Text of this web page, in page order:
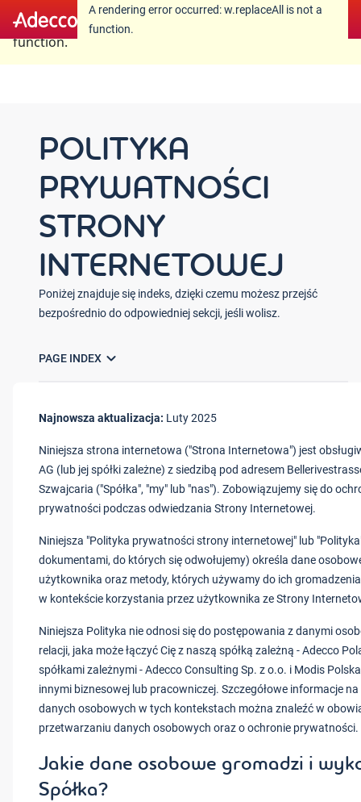
A rendering error occurred:
function.
A rendering error occurred:w.replaceAll is not a
function.
POLITYKA
PRYWATNOŚCI
STRONY
INTERNETOWEJ
Poniżej znajduje się indeks, dzięki czemu możesz przejść
bezpośrednio do odpowiedniej sekcji, jeśli wolisz.
PAGE INDEX expand_more
Najnowsza aktualizacja: Luty 2025
Niniejsza strona internetowa ("Strona Internetowa") jest
AG (lub jej spółki zależne) z siedzibą pod adresem
Szwajcaria ("Spółka", "my" lub "nas"). Zobowiązujemy się do
prywatności podczas odwiedzania Strony Internetowej.
Niniejsza "Polityka prywatności strony internetowej" lub
dokumentami, do których się odwołujemy) określa dane
użytkownika oraz metody, których używamy do ich
w kontekście korzystania przez użytkownika ze Strony
Niniejsza Polityka nie odnosi się do postępowania z danymi
relacji, jaka może łączyć Cię z naszą spółką zależną - Adecco
spółkami zależnymi - Adecco Consulting Sp. z o.o. i Modis
innymi biznesowej lub pracowniczej. Szczegółowe informacje
danych osobowych w tych kontekstach można znaleźć w
przetwarzaniu danych osobowych oraz o ochronie prywatności.
Jakie dane osobowe gromadzi i
Spółka?